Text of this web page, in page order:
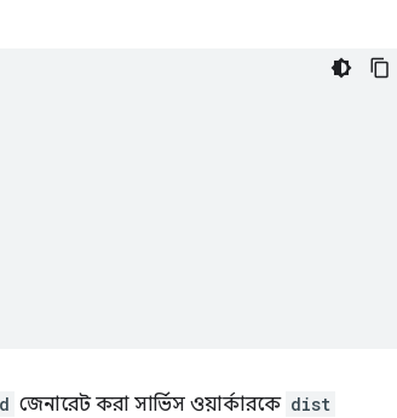
জেনারেট করা সার্ভিস ওয়ার্কারকে dist